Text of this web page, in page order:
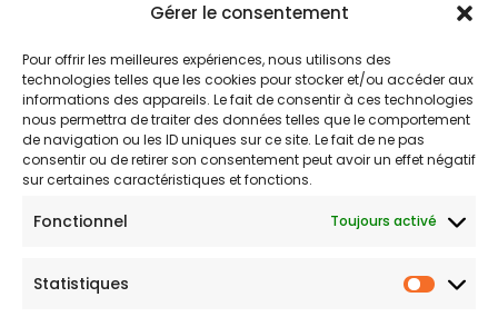
Gérer le consentement
Pour offrir les meilleures expériences, nous utilisons des
technologies telles que les cookies pour stocker et/ou accéder aux
informations des appareils. Le fait de consentir à ces technologies
nous permettra de traiter des données telles que le comportement
de navigation ou les ID uniques sur ce site. Le fait de ne pas
consentir ou de retirer son consentement peut avoir un effet négatif
sur certaines caractéristiques et fonctions.
Fonctionnel Toujours activé
Statistiques
Liens utiles
Politique d’expédition
Politique de confidentialité
Politique de remboursements